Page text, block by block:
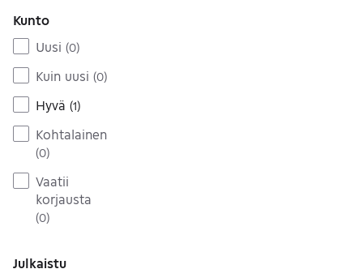
Kunto
Uusi (0)
Kuin uusi (0)
Hyvä (1)
Kohtalainen
(0)
Vaatii
korjausta
(0)
Julkaistu